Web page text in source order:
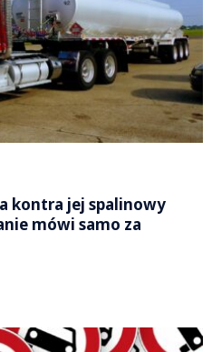
kontra jej spalinowy
mówi samo za